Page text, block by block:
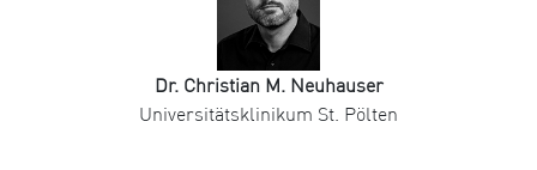
Dr. Christian M. Neuhauser
Universitätsklinikum St. Pölten